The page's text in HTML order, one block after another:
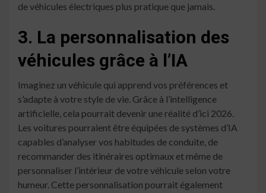
de véhicules électriques plus pratique que jamais.
3. La personnalisation des
véhicules grâce à l’IA
Imaginez un véhicule qui apprend vos préférences et
s’adapte à votre style de vie. Grâce à l’intelligence
artificielle, cela pourrait devenir une réalité d’ici 2026.
Les voitures pourraient être équipées de systèmes d’IA
capables d’analyser vos habitudes de conduite, de
recommander des itinéraires optimaux et même de
personnaliser l’intérieur de votre véhicule selon votre
humeur. Cette personnalisation pourrait également